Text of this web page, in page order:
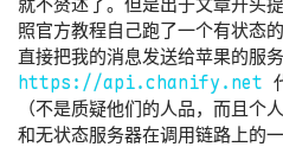
就不赘述了。但是出于文章开头
照官方教程自己跑了一个有状态
直接把我的消息发送给苹果的服
https://api.chanify.net
（不是质疑他们的人品，而且个
和无状态服务器在调用链路上的一